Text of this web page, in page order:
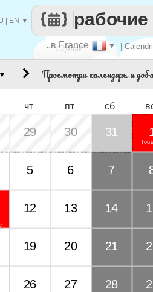
Сделай
..в France ▼ |
EN ▼
Просмотри календарь и
чт пт сб
29 30 31
5 6 7
12 13 14
19 20 21
26 27 28